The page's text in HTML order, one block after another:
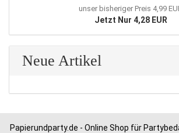
unser bisheriger Preis 4,99
Jetzt Nur 4,28 EUR
Neue Artikel
Papierundparty.de - Online Shop für